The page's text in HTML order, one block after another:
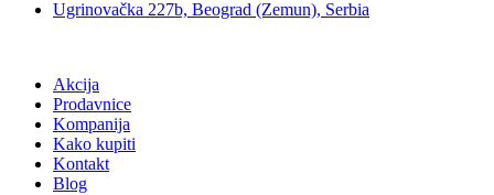
Ugrinovačka 227b, Beograd (Zemun), Serbia
Akcija
Prodavnice
Kompanija
Kako kupiti
Kontakt
Blog